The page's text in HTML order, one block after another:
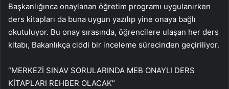
Başkanlığınca onaylanan öğretim programı uygulanırken
ders kitapları da buna uygun yazılıp yine onaya bağlı
okutuluyor. Bu onay sırasında, öğrencilere ulaşan her ders
kitabı, Bakanlıkça ciddi bir inceleme sürecinden geçiriliyor.
“MERKEZİ SINAV SORULARINDA MEB ONAYLI DERS
KİTAPLARI REHBER OLACAK”